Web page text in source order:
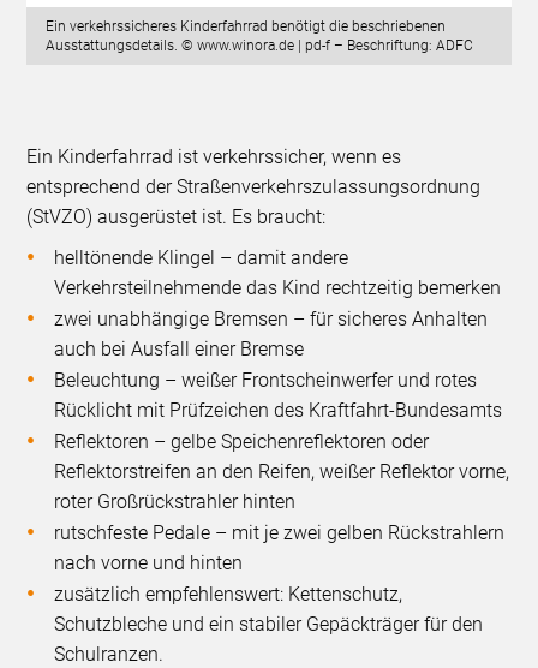
Ein verkehrssicheres Kinderfahrrad benötigt die beschriebenen
Ausstattungsdetails. © www.winora.de | pd-f – Beschriftung: ADFC
Ein Kinderfahrrad ist verkehrssicher, wenn es
entsprechend der Straßenverkehrszulassungsordnung
(StVZO) ausgerüstet ist. Es braucht:
helltönende Klingel – damit andere
Verkehrsteilnehmende das Kind rechtzeitig bemerken
zwei unabhängige Bremsen – für sicheres Anhalten
auch bei Ausfall einer Bremse
Beleuchtung – weißer Frontscheinwerfer und rotes
Rücklicht mit Prüfzeichen des Kraftfahrt-Bundesamts
Reflektoren – gelbe Speichenreflektoren oder
Reflektorstreifen an den Reifen, weißer Reflektor vorne,
roter Großrückstrahler hinten
rutschfeste Pedale – mit je zwei gelben Rückstrahlern
nach vorne und hinten
zusätzlich empfehlenswert: Kettenschutz,
Schutzbleche und ein stabiler Gepäckträger für den
Schulranzen.